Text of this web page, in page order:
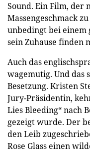
Sound. Ein Film, der
Massengeschmack
unbedingt bei einem
sein Zuhause finden
Auch das
wagemutig. Und
Besetzung. Kristen
Jury-Präsidentin,
Lies Bleeding“ nach
gezeigt wurde. Der
den Leib
Rose Glass einen